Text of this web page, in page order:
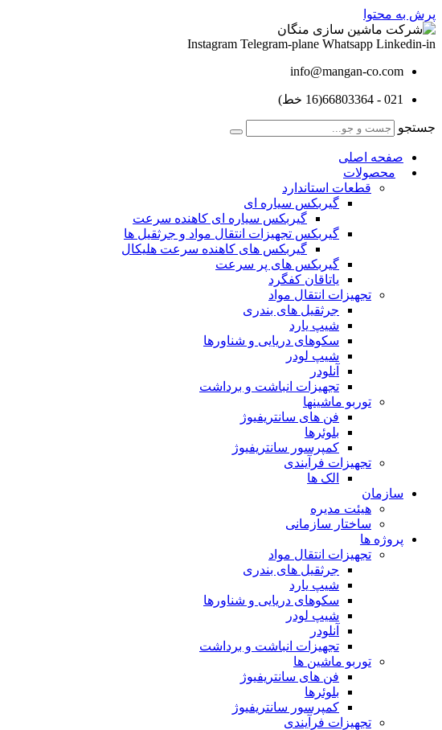
پرش به محتوا
Instagram Telegram-plane Whatsapp Linkedin-in
info@mangan-co.com
021 - 66803364(16 خط)
جستجو
صفحه اصلی
محصولات
قطعات استاندارد
گيربكس سياره ای
گيربكس سياره ای كاهنده سرعت
گيربكس تجهيزات انتقال مواد و جرثقيل ها
گيربكس های كاهنده سرعت هليكال
گيربكس های پر سرعت
ياتاقان كفگرد
تجهیزات انتقال مواد
جرثقیل های بندری
شیپ یارد
سکوهای دریایی و شناورها
شیپ لودر
آنلودر
تجهیزات انباشت و برداشت
توربو ماشینها
فن های سانتریفیوژ
بلوئرها
کمپرسور سانتریفیوژ
تجهیزات فرآیندی
الک ها
سازمان
هيئت مديره
ساختار سازمانی
پروژه ها
تجهيزات انتقال مواد
جرثقيل های بندری
شيپ يارد
سكوهای دريايی و شناورها
شيپ لودر
آنلودر
تجهيزات انباشت و برداشت
توربو ماشين ها
فن های سانتريفيوژ
بلوئرها
کمپرسور سانتریفیوژ
تجهیزات فرآیندی